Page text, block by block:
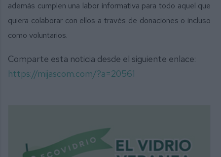
además cumplen una labor informativa para todo aquel que
quiera colaborar con ellos a través de donaciones o incluso
como voluntarios.
Comparte esta noticia desde el siguiente enlace:
https://mijascom.com/?a=20561